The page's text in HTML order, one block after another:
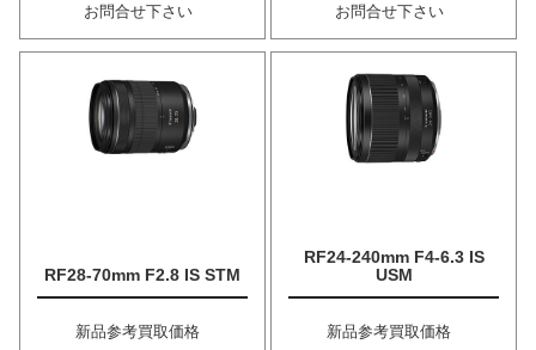
お問合せ下さい
お問合せ下さい
RF28-70mm F2.8 IS STM
新品参考買取価格
RF24-240mm F4-6.3 IS
USM
新品参考買取価格